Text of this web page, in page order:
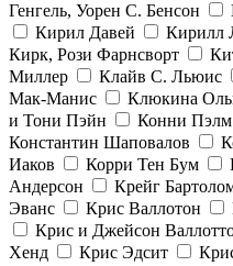
Генгель, Уорен С. Бенсон
Кирил Давей
Кирилл
Кирк, Рози Фарнсворт
Миллер
Клайв С. Льюис
Мак-Манис
Клюкина
и Тони Пэйн
Конни Пэлм
Константин Шаповалов
Иаков
Корри Тен Бум
Андерсон
Крейг
Эванс
Крис Валлотон
Крис и Джейсон
Хенд
Крис Эдсит